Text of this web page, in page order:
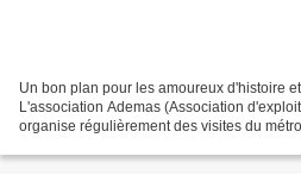
Un bon plan pour les amoureux d'histoire
L'association Ademas (Association
organise régulièrement des visites du